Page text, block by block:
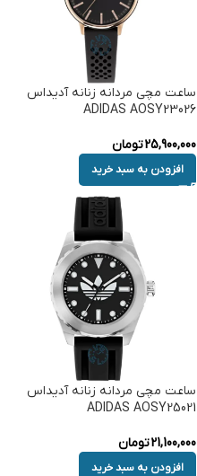
ساعت مچی مردانه زنانه آدیداس
ADIDAS AOSY23026
25,900,000تومان
افزودن به سبد خرید
ساعت مچی مردانه زنانه آدیداس
ADIDAS AOSY25021
21,100,000تومان
افزودن به سبد خرید